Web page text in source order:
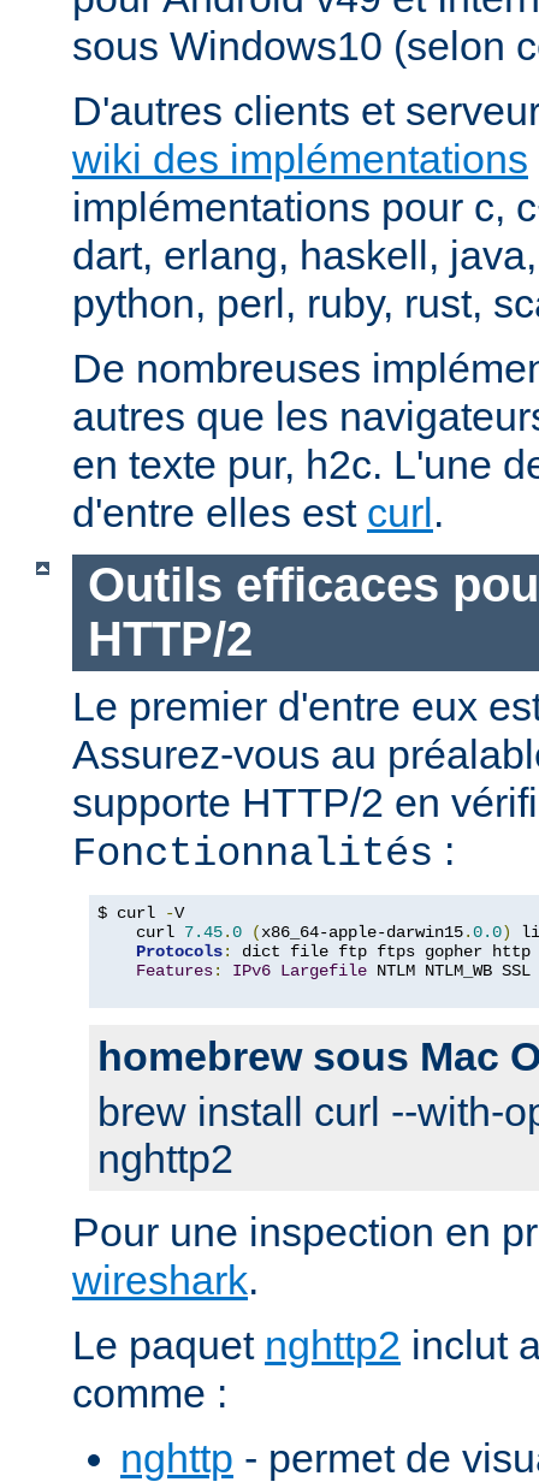
sous Windows10 (selon
D'autres clients et
wiki des implémentations
implémentations pour c,
dart, erlang, haskell,
python, perl, ruby, rust,
De nombreuses
autres que les
en texte pur, h2c. L'une
d'entre elles est curl.
Outils efficaces
HTTP/2
Le premier d'entre eux
Assurez-vous au
supporte HTTP/2 en
Fonctionnalités :
$ curl -V
    curl
7.45.0 (x86_64-apple-darwin15.0.0)
Protocols:
dict file ftp ftps gopher http
Features: IPv6 Largefile NTLM NTLM_WB
homebrew sous Mac
brew install curl --with-
nghttp2
Pour une inspection en
wireshark.
Le paquet nghttp2 inclut
comme :
nghttp - permet de